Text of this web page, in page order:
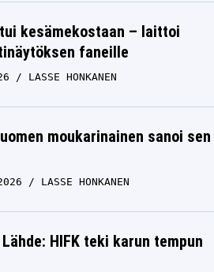
kesämekostaan – laittoi
faneille
LASSE HONKANEN
moukarinainen sanoi sen
LASSE HONKANEN
HIFK teki karun tempun